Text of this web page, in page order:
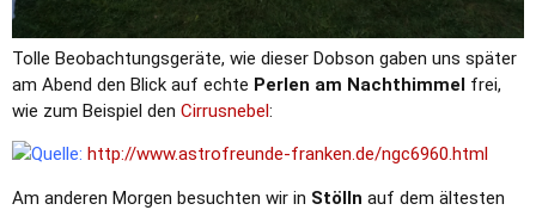
Tolle Beobachtungsgeräte, wie dieser Dobson gaben uns später
am Abend den Blick auf echte Perlen am Nachthimmel frei,
wie zum Beispiel den Cirrusnebel:
Quelle: http://www.astrofreunde-franken.de/ngc6960.html
Am anderen Morgen besuchten wir in Stölln auf dem ältesten